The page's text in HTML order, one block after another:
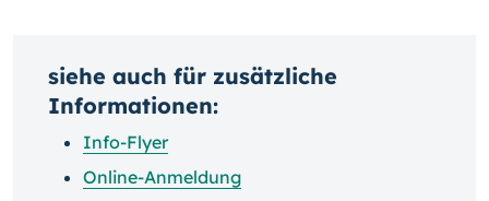
siehe auch für zusätzliche
Informationen:
Info-Flyer
Online-Anmeldung